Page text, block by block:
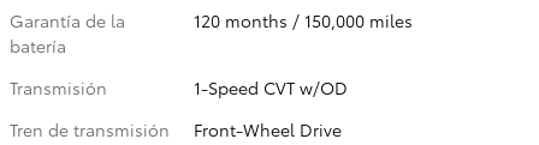
Garantía de la
batería
120 months / 150,000 miles
Transmisión
1-Speed CVT w/OD
Tren de transmisión
Front-Wheel Drive